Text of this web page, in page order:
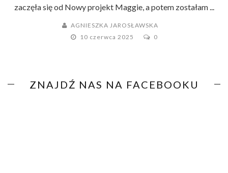
zaczęła się od Nowy projekt Maggie, a potem zostałam ...
AGNIESZKA JAROSŁAWSKA
10 czerwca 2025
0
ZNAJDŹ NAS NA FACEBOOKU